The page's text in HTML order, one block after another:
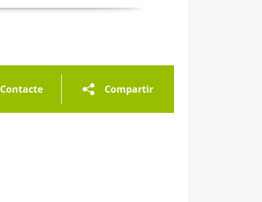
Contacte Compartir